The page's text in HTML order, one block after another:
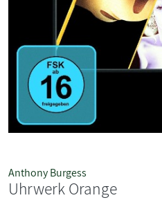
Anthony Burgess
Uhrwerk Orange